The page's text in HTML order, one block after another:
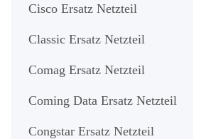
Cisco Ersatz Netzteil
Classic Ersatz Netzteil
Comag Ersatz Netzteil
Coming Data Ersatz Netzteil
Congstar Ersatz Netzteil